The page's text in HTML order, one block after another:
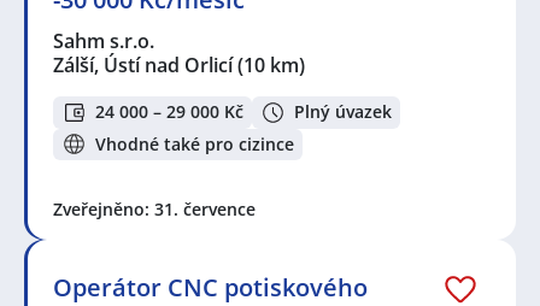
Sahm s.r.o.
Zálší, Ústí nad Orlicí(10 km)
24 000 – 29 000 Kč
Plný úvazek
Vhodné také pro cizince
Zveřejněno: 31. července
Operátor CNC potiskového